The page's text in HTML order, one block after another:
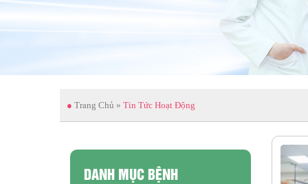
● Trang Chủ » Tin Tức Hoạt Động
DANH MỤC BỆNH